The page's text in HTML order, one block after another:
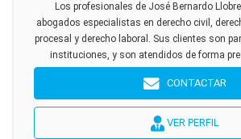
Los profesionales de José Bernardo
abogados especialistas en derecho civil,
procesal y derecho laboral. Sus clientes son
instituciones, y son atendidos de forma
CONTACTAR
VER PERFIL